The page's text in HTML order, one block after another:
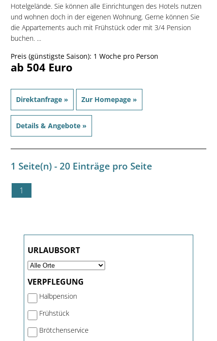
Hotelgelände. Sie können alle Einrichtungen des Hotels nutzen
und wohnen doch in der eigenen Wohnung. Gerne können Sie
die Appartements auch mit Frühstück oder mit 3/4 Pension
buchen. ...
Preis (günstigste Saison): 1 Woche pro Person
ab 504 Euro
Direktanfrage » Zur Homepage »
Details & Angebote »
1 Seite(n) - 20 Einträge pro Seite
1
URLAUBSORT
VERPFLEGUNG
Halbpension
Frühstück
Brötchenservice